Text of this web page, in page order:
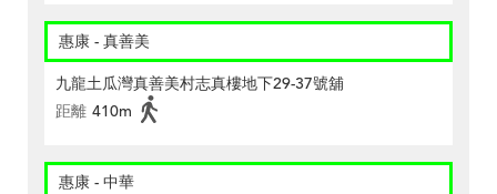
惠康 - 真善美
九龍土瓜灣真善美村志真樓地下29-37號舖
距離 410m
惠康 - 中華